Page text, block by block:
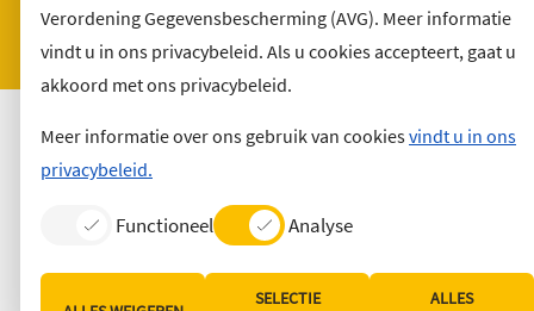
Verordening Gegevensbescherming (AVG). Meer informatie
vindt u in ons privacybeleid. Als u cookies accepteert, gaat u
akkoord met ons privacybeleid.
Meer informatie over ons gebruik van cookiesvindt u in ons
privacybeleid.
Functioneel Analyse
SELECTIE ALLES
Archief
Vacatures